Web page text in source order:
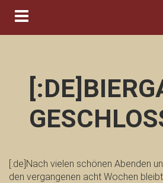
Navigation ein-/ausblenden
[:de]Nach vielen schönen Abenden
den vergangenen acht Wochen